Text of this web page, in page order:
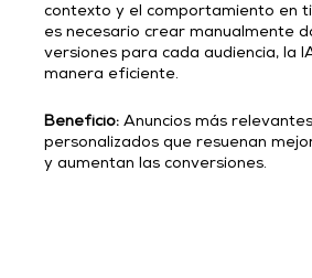
contexto y el comportamiento en
es necesario crear manualmente
versiones para cada audiencia, la
manera eficiente.
Beneficio: Anuncios más
personalizados que resuenan
y aumentan las conversiones.